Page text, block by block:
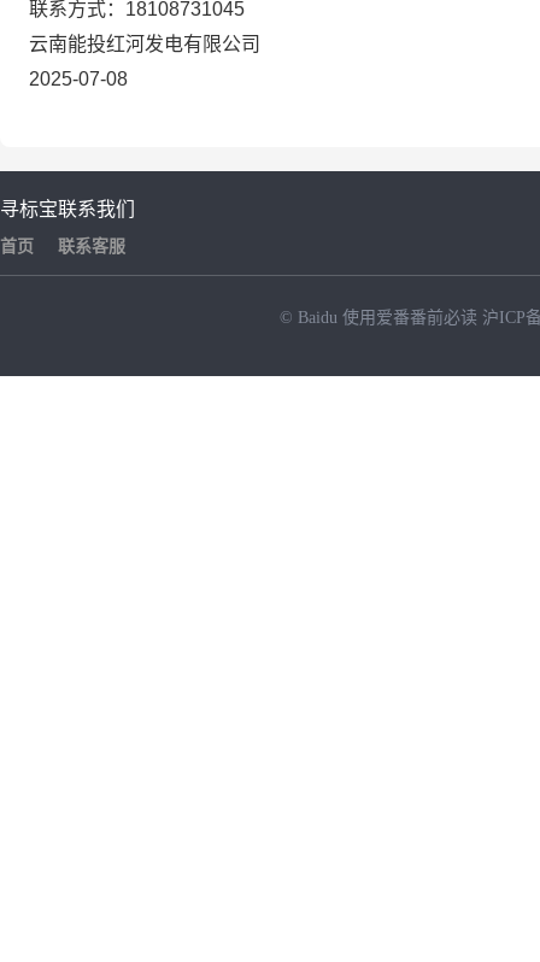
联系方式：18108731045
云南能投红河发电有限公司
2025-07-08
寻标宝
首页
联系我们
联系客服
© Baidu 使用爱番番前必读 沪ICP